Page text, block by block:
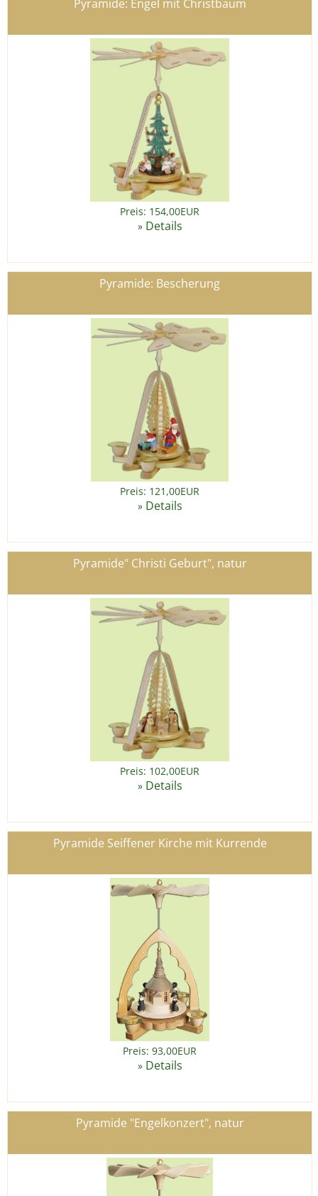
Pyramide: Engel mit Christbaum
Preis: 154,00EUR
» Details
Pyramide: Bescherung
Preis: 121,00EUR
» Details
Pyramide" Christi Geburt", natur
Preis: 102,00EUR
» Details
Pyramide Seiffener Kirche mit Kurrende
Preis: 93,00EUR
» Details
Pyramide "Engelkonzert", natur